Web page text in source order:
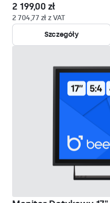
2 199,00 zł
2 704,77 zł z VAT
Szczegóły